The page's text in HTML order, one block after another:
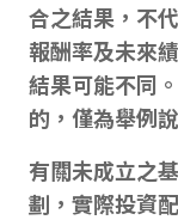
合之結果，不
報酬率及未來
結果可能不同
的，僅為舉例
有關未成立之
劃，實際投資